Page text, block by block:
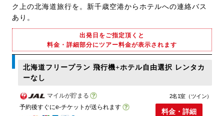
ク上の北海道旅行を。新千歳空港からホテルへの連絡バス
あり。
出発日をご指定頂くと
料金・詳細部分にツアー料金が表示されます
北海道フリープラン 飛行機+ホテル自由選択 レンタカ
ーなし
マイルが貯まる
予約後すぐにe-チケットが送られます
2名1室（ツイン）
料金・詳細